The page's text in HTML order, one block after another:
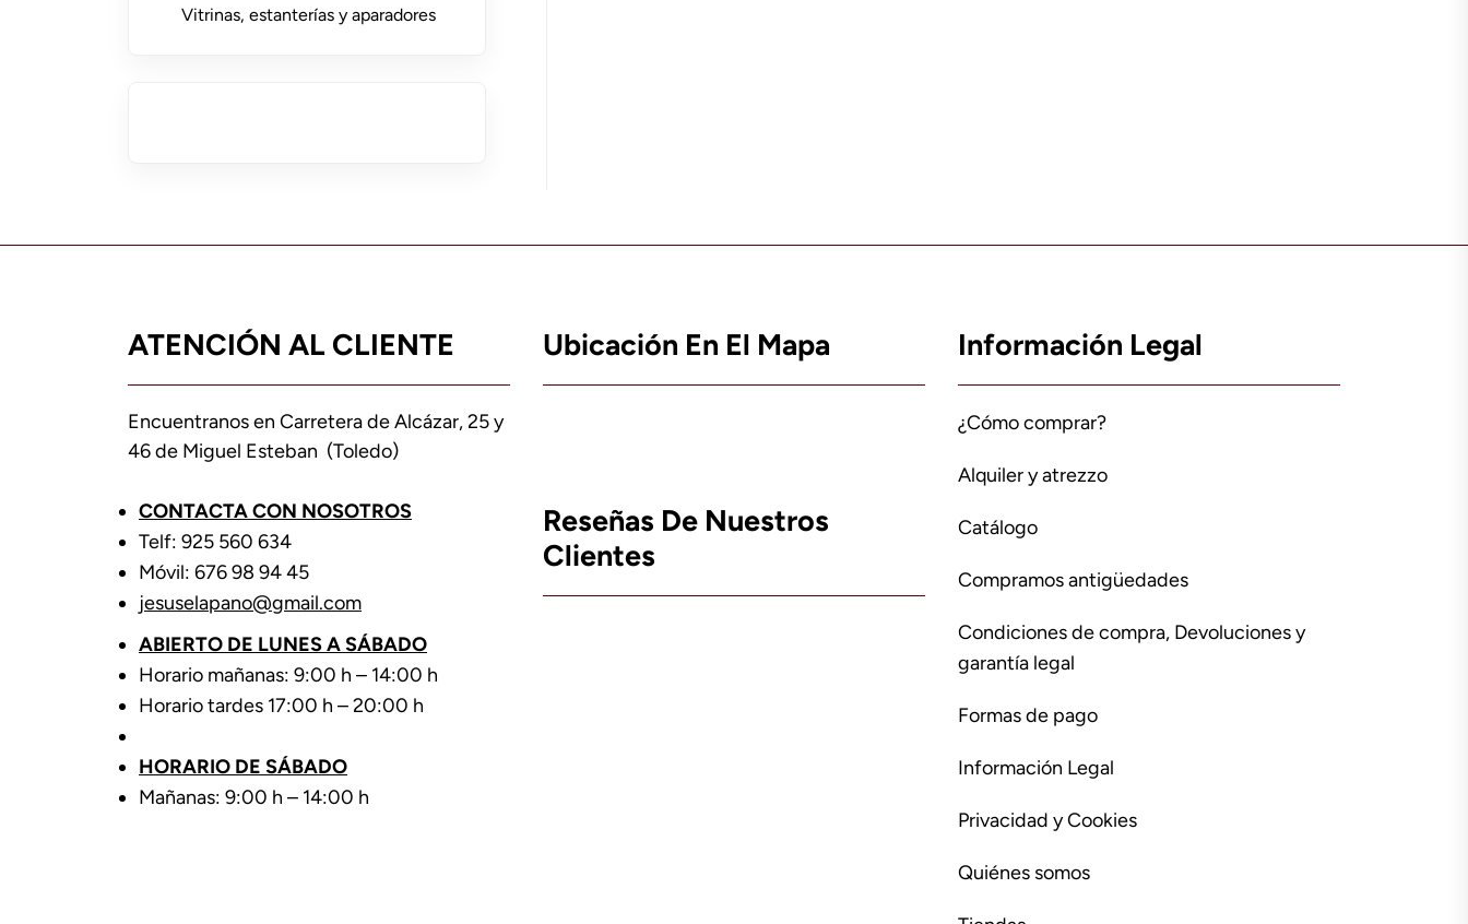
Vitrinas, estanterías y aparadores
ATENCIÓN AL CLIENTE
Encuentranos en Carretera de Alcázar, 25 y
46 de Miguel Esteban (Toledo)
CONTACTA CON NOSOTROS
Telf: 925 560 634
Móvil: 676 98 94 45
jesuselapano@gmail.com
ABIERTO DE LUNES A SÁBADO
Horario mañanas: 9:00 h – 14:00 h
Horario tardes 17:00 h – 20:00 h
HORARIO DE SÁBADO
Mañanas: 9:00 h – 14:00 h
Ubicación En El Mapa
Reseñas De Nuestros
Clientes
Información Legal
¿Cómo comprar?
Alquiler y atrezzo
Catálogo
Compramos antigüedades
Condiciones de compra, Devoluciones y
garantía legal
Formas de pago
Información Legal
Privacidad y Cookies
Quiénes somos